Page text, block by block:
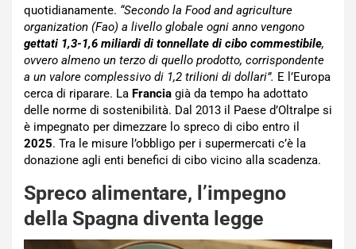
quotidianamente. “Secondo la Food and agriculture
organization (Fao) a livello globale ogni anno vengono
gettati 1,3-1,6 miliardi di tonnellate di cibo commestibile,
ovvero almeno un terzo di quello prodotto, corrispondente
a un valore complessivo di 1,2 trilioni di dollari”. E l’Europa
cerca di riparare. La Francia già da tempo ha adottato
delle norme di sostenibilità. Dal 2013 il Paese d’Oltralpe si
è impegnato per dimezzare lo spreco di cibo entro il
2025. Tra le misure l’obbligo per i supermercati c’è la
donazione agli enti benefici di cibo vicino alla scadenza.
Spreco alimentare, l’impegno
della Spagna diventa legge